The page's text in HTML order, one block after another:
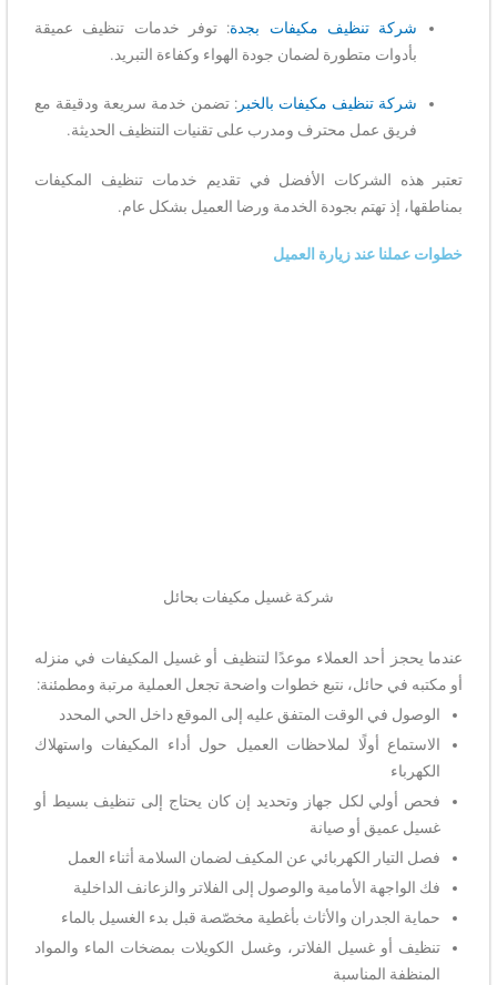
شركة تنظيف مكيفات بجدة: توفر خدمات تنظيف عميقة
بأدوات متطورة لضمان جودة الهواء وكفاءة التبريد.
شركة تنظيف مكيفات بالخبر : تضمن خدمة سريعة ودقيقة مع
فريق عمل محترف ومدرب على تقنيات التنظيف الحديثة.
تعتبر هذه الشركات الأفضل في تقديم خدمات تنظيف المكيفات
بمناطقها، إذ تهتم بجودة الخدمة ورضا العميل بشكل عام.
خطوات عملنا عند زيارة العميل
شركة غسيل مكيفات بحائل
عندما يحجز أحد العملاء موعدًا لتنظيف أو غسيل المكيفات في منزله
أو مكتبه في حائل، نتبع خطوات واضحة تجعل العملية مرتبة ومطمئنة:
الوصول في الوقت المتفق عليه إلى الموقع داخل الحي المحدد
الاستماع أولًا لملاحظات العميل حول أداء المكيفات واستهلاك
الكهرباء
فحص أولي لكل جهاز وتحديد إن كان يحتاج إلى تنظيف بسيط أو
غسيل عميق أو صيانة
فصل التيار الكهربائي عن المكيف لضمان السلامة أثناء العمل
فك الواجهة الأمامية والوصول إلى الفلاتر والزعانف الداخلية
حماية الجدران والأثاث بأغطية مخصّصة قبل بدء الغسيل بالماء
تنظيف أو غسيل الفلاتر، وغسل الكويلات بمضخات الماء والمواد
المنظفة المناسبة